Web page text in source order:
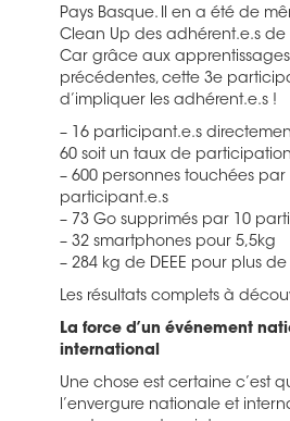
Pays Basque. Il en a été de
Clean Up des adhérent.e.s de
Car grâce aux
précédentes, cette 3e
d’impliquer les adhérent.e.s !
– 16 participant.e.s
60 soit un taux de
– 600 personnes touchées par
participant.e.s
– 73 Go supprimés par 10
– 32 smartphones pour 5,5kg
– 284 kg de DEEE pour plus
Les résultats complets à
La force d’un événement
international
Une chose est certaine c’est
l’envergure nationale et